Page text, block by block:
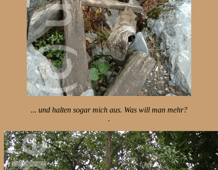
... und halten sogar mich aus. Was will man mehr?
.